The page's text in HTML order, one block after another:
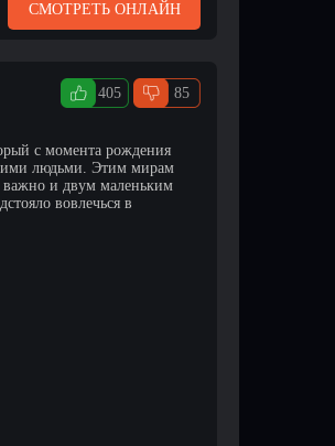
СМОТРЕТЬ ОНЛАЙН
405 85
с момента рождения
людьми. Этим мирам
важно и двум маленьким
вовлечься в